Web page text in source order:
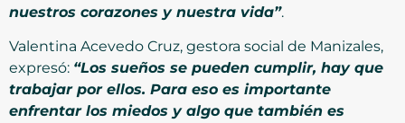
nuestros corazones y nuestra vida”.
Valentina Acevedo Cruz, gestora social de Manizales,
expresó: “Los sueños se pueden cumplir, hay que
trabajar por ellos. Para eso es importante
enfrentar los miedos y algo que también es